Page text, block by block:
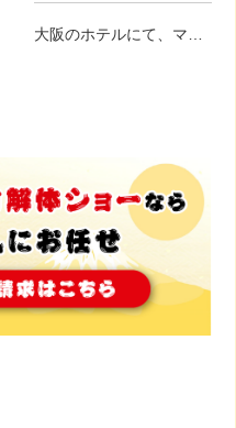
大阪のホテルにて、マグ